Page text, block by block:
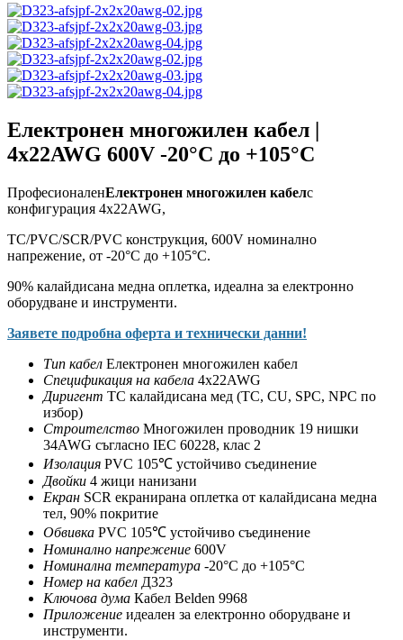
Електронен многожилен кабел |
4x22AWG 600V -20°C до +105°C
ПрофесионаленЕлектронен многожилен кабелс
конфигурация 4x22AWG,
TC/PVC/SCR/PVC конструкция, 600V номинално
напрежение, от -20°C до +105°C.
90% калайдисана медна оплетка, идеална за електронно
оборудване и инструменти.
Заявете подробна оферта и технически данни!
Тип кабел Електронен многожилен кабел
Спецификация на кабела 4x22AWG
Диригент TC калайдисана мед (TC, CU, SPC, NPC по
избор)
Строителство Многожилен проводник 19 нишки
34AWG съгласно IEC 60228, клас 2
Изолация PVC 105℃ устойчиво съединение
Двойки 4 жици нанизани
Екран SCR екранирана оплетка от калайдисана медна
тел, 90% покритие
Обвивка PVC 105℃ устойчиво съединение
Номинално напрежение 600V
Номинална температура -20°C до +105°C
Номер на кабел Д323
Ключова дума Кабел Belden 9968
Приложение идеален за електронно оборудване и
инструменти.